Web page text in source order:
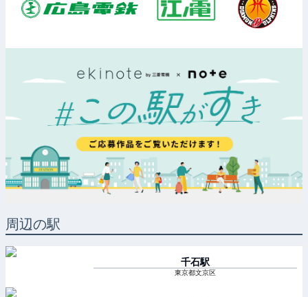
周辺の駅
千石駅
東京都文京区